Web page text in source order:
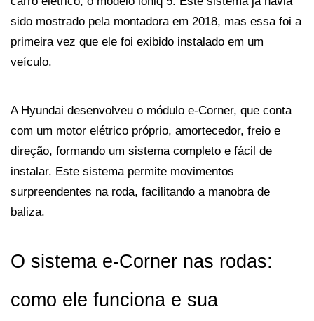
sido mostrado pela montadora em 2018, mas essa foi a
primeira vez que ele foi exibido instalado em um
veículo.
A Hyundai desenvolveu o módulo e-Corner, que conta
com um motor elétrico próprio, amortecedor, freio e
direção, formando um sistema completo e fácil de
instalar. Este sistema permite movimentos
surpreendentes na roda, facilitando a manobra de
baliza.
O sistema e-Corner nas rodas:
como ele funciona e sua